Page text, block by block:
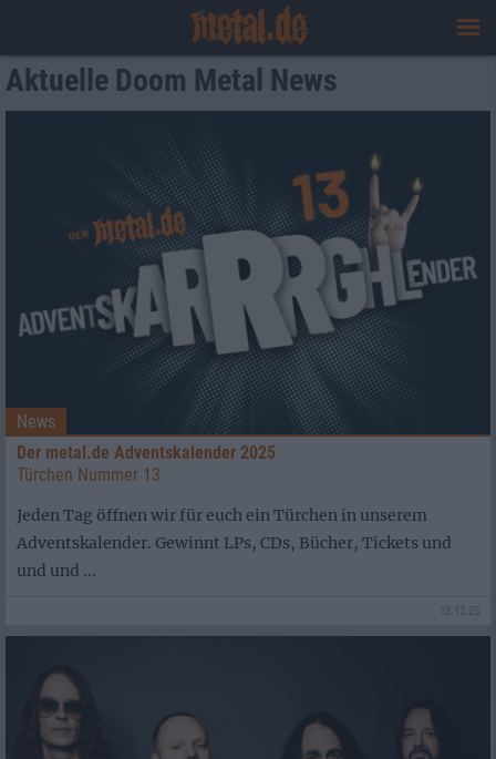
Aktuelle Doom Metal News
News
Der metal.de Adventskalender 2025
Türchen Nummer 13
Jeden Tag öffnen wir für euch ein Türchen in unserem
Adventskalender. Gewinnt LPs, CDs, Bücher, Tickets und
und und ...
13.12.25